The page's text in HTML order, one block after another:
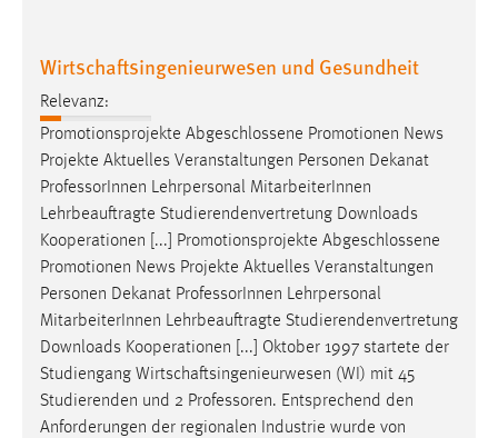
Wirtschaftsingenieurwesen und Gesundheit
Relevanz:
Promotionsprojekte Abgeschlossene Promotionen News
Projekte Aktuelles Veranstaltungen Personen Dekanat
Professor Innen Lehrpersonal MitarbeiterInnen
Lehrbeauftragte Studierendenvertretung Downloads
Kooperationen [...] Promotionsprojekte Abgeschlossene
Promotionen News Projekte Aktuelles Veranstaltungen
Personen Dekanat Professor Innen Lehrpersonal
MitarbeiterInnen Lehrbeauftragte Studierendenvertretung
Downloads Kooperationen [...] Oktober 1997 startete der
Studiengang Wirtschaftsingenieurwesen (WI) mit 45
Studierenden und 2 Professoren. Entsprechend den
Anforderungen der regionalen Industrie wurde von